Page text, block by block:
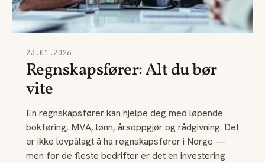
23.01.2026
Regnskapsfører: Alt du bør
vite
En regnskapsfører kan hjelpe deg med løpende
bokføring, MVA, lønn, årsoppgjør og rådgivning. Det
er ikke lovpålagt å ha regnskapsfører i Norge —
men for de fleste bedrifter er det en investering